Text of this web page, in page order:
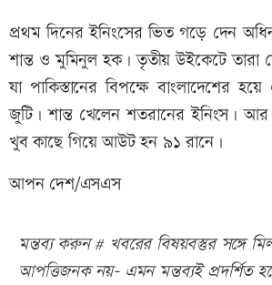
প্রথম দিনের ইনিংসের ভিত গড়ে দেন
শান্ত ও মুমিনুল হক। তৃতীয় উইকেটে
যা পাকিস্তানের বিপক্ষে বাংলাদেশের
জুটি। শান্ত খেলেন শতরানের ইনিংস।
খুব কাছে গিয়ে আউট হন ৯১ রানে।
আপন দেশ/এসএস
মন্তব্য করুন # খবরের বিষয়বস্তুর সঙ্গে
আপত্তিজনক নয়- এমন মন্তব্যই প্রদর্শিত